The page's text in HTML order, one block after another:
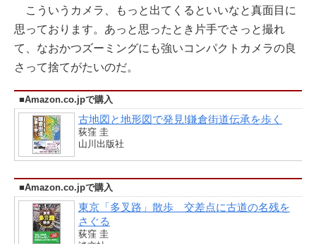
こういうカメラ、もっと出てくるといいなと真面目に
思っております。あっと思ったとき片手でさっと撮れ
て、なおかつズーミングにも強いコンパクトカメラの良
さって捨てがたいのだ。
■Amazon.co.jpで購入
古地図と地形図で発見!鎌倉街道伝承を歩く
荻窪 圭
山川出版社
■Amazon.co.jpで購入
東京「多叉路」散歩 交差点に古道の名残を
さぐる
荻窪 圭